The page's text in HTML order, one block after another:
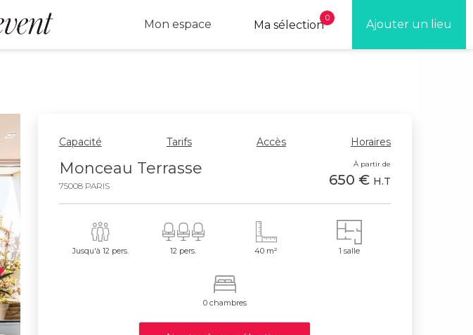
Ajouter un lieu
Ma sélection
0
Mon espace
Capacité Tarifs Accès Horaires
Monceau Terrasse
75008 PARIS
À partir de
650 € H.T
Jusqu'à 12 pers. 12 pers. 40 m² 1 salle
0 chambres